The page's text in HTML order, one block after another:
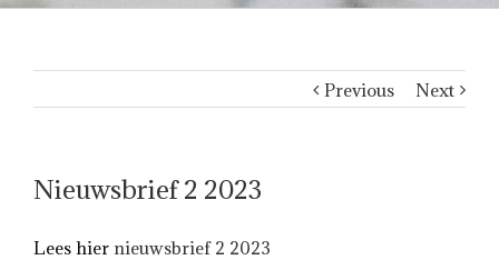
Previous Next
Nieuwsbrief 2 2023
Lees hier nieuwsbrief 2 2023